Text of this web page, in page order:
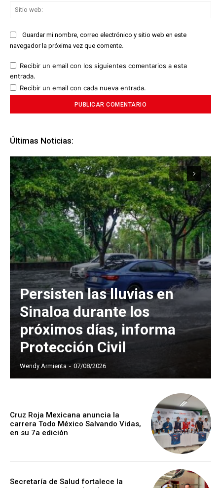
Guardar mi nombre, correo electrónico y sitio web en este
navegador la próxima vez que comente.
Recibir un email con los siguientes comentarios a esta
entrada.
Recibir un email con cada nueva entrada.
Últimas Noticias:
Persisten las lluvias en
Sinaloa durante los
próximos días, informa
Protección Civil
Wendy Armienta - 07/08/2026
Cruz Roja Mexicana anuncia la
carrera Todo México Salvando Vidas,
en su 7a edición
Secretaría de Salud fortalece la